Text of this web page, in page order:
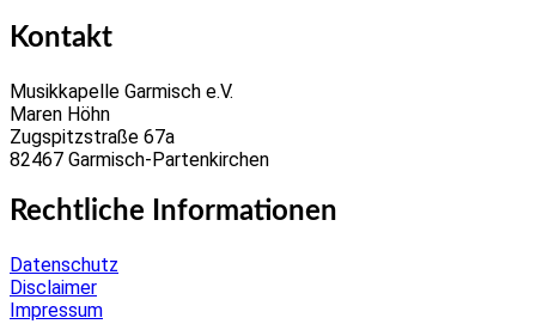
Kontakt
Musikkapelle Garmisch e.V.
Maren Höhn
Zugspitzstraße 67a
82467 Garmisch-Partenkirchen
Rechtliche Informationen
Datenschutz
Disclaimer
Impressum